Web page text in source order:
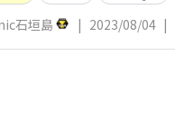
石垣島 | 2023/08/04 |